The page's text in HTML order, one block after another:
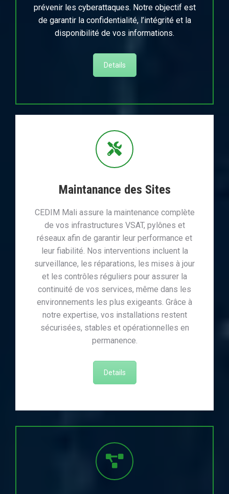
prévenir les cyberattaques. Notre objectif est
de garantir la confidentialité, l’intégrité et la
disponibilité de vos informations.
Details
Maintanance des Sites
CEDIM Mali assure la maintenance complète
de vos infrastructures VSAT, pylônes et
réseaux afin de garantir leur performance et
leur fiabilité. Nos interventions incluent la
surveillance, les réparations, les mises à jour
et les contrôles réguliers pour assurer la
continuité de vos services, même dans les
environnements les plus exigeants. Grâce à
notre expertise, vos installations restent
sécurisées, stables et opérationnelles en
permanence.
Details